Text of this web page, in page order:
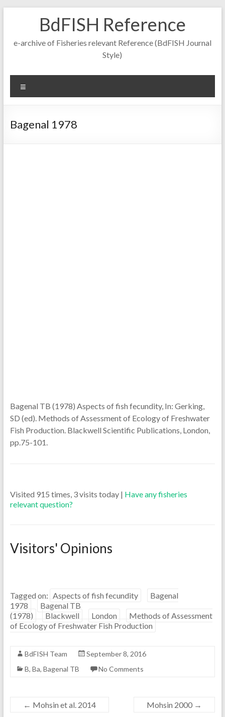
BdFISH Reference
e-archive of Fisheries relevant Reference (BdFISH Journal
Style)
Bagenal 1978
Bagenal TB (1978) Aspects of fish fecundity, In: Gerking,
SD (ed). Methods of Assessment of Ecology of Freshwater
Fish Production. Blackwell Scientific Publications, London,
pp.75-101.
Visited 915 times, 3 visits today | Have any fisheries
relevant question?
Visitors' Opinions
Tagged on: Aspects of fish fecundity
Bagenal
1978
Bagenal TB
(1978)
Blackwell London
Methods of Assessment
of Ecology of Freshwater Fish Production
BdFISH Team
September 8, 2016
B, Ba, Bagenal TB No Comments
← Mohsin et al. 2014 Mohsin 2000 →